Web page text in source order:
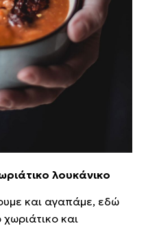
λουκάνικο
και αγαπάμε, εδώ
χωριάτικο και